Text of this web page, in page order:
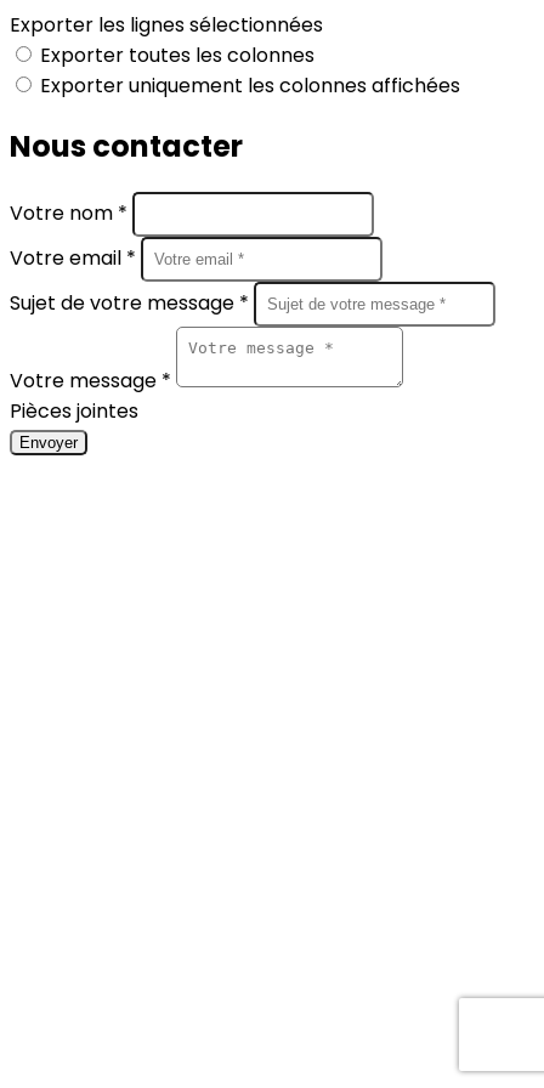
Exporter les lignes sélectionnées
Exporter toutes les colonnes
Exporter uniquement les colonnes affichées
Nous contacter
Votre nom *
Votre email *
Sujet de votre message *
Votre message *
Pièces jointes
Envoyer